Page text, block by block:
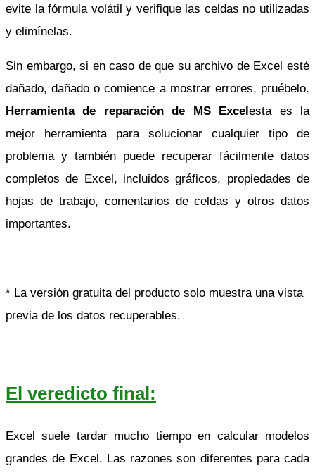
evite la fórmula volátil y verifique las celdas no utilizadas
y elimínelas.
Sin embargo, si en caso de que su archivo de Excel esté
dañado, dañado o comience a mostrar errores, pruébelo.
Herramienta de reparación de MS Excelesta es la
mejor herramienta para solucionar cualquier tipo de
problema y también puede recuperar fácilmente datos
completos de Excel, incluidos gráficos, propiedades de
hojas de trabajo, comentarios de celdas y otros datos
importantes.
* La versión gratuita del producto solo muestra una vista
previa de los datos recuperables.
El veredicto final:
Excel suele tardar mucho tiempo en calcular modelos
grandes de Excel. Las razones son diferentes para cada